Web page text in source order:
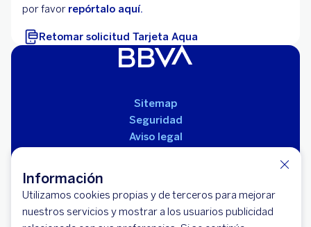
Información
Utilizamos cookies propias y de terceros para mejorar
nuestros servicios y mostrar a los usuarios publicidad
por favor repórtalo aquí.
Retomar solicitud Tarjeta Aqua
Sitemap
Seguridad
Aviso legal
Reglamento de productos